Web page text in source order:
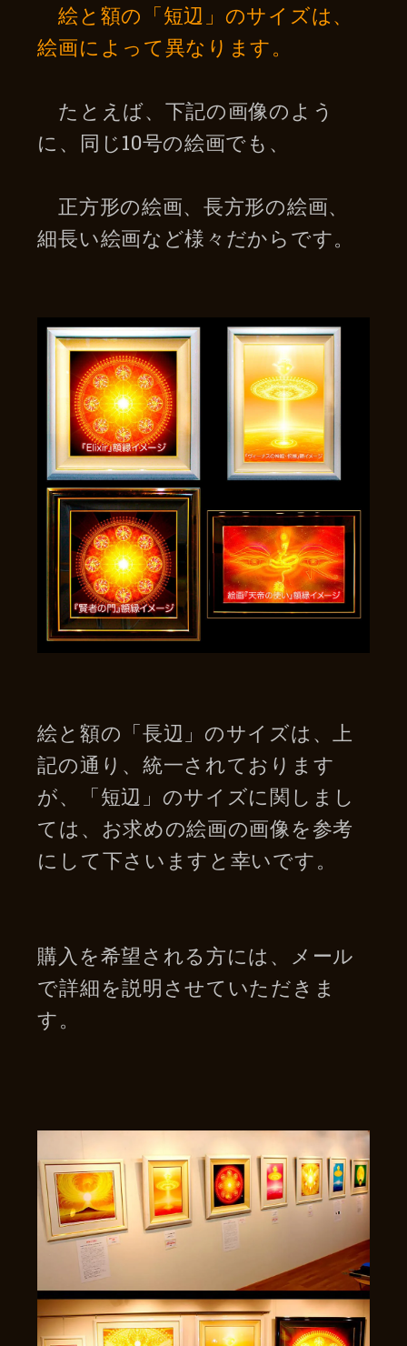
絵と額の「短辺」のサイズは、
絵画によって異なります。
たとえば、下記の画像のよう
に、同じ10号の絵画でも、
正方形の絵画、長方形の絵画、
細長い絵画など様々だからです。
絵と額の「長辺」のサイズは、上
記の通り、統一されております
が、「短辺」のサイズに関しまし
ては、お求めの絵画の画像を参考
にして下さいますと幸いです。
購入を希望される方には、メール
で詳細を説明させていただきま
す。